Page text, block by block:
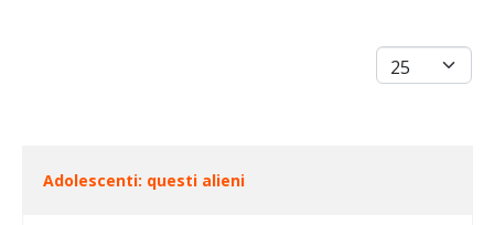
Visualizza #
Adolescenti: questi alieni